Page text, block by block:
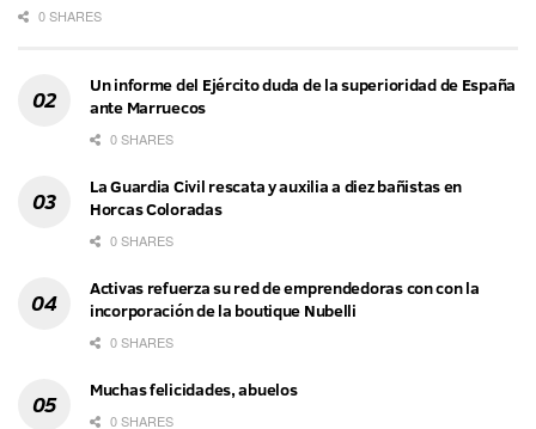
0 SHARES
Un informe del Ejército duda de la superioridad de España
ante Marruecos
0 SHARES
La Guardia Civil rescata y auxilia a diez bañistas en
Horcas Coloradas
0 SHARES
Activas refuerza su red de emprendedoras con con la
incorporación de la boutique Nubelli
0 SHARES
Muchas felicidades, abuelos
0 SHARES